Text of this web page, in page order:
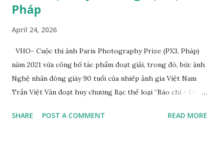
Pháp
April 24, 2026
VHO- Cuộc thi ảnh Paris Photography Prize (PX3, Pháp)
năm 2021 vừa công bố tác phẩm đoạt giải, trong đó, bức ảnh
Nghệ nhân đóng giày 90 tuổi của nhiếp ảnh gia Việt Nam
Trần Việt Văn đoạt huy chương Bạc thể loại “Báo chí - Du
đoạt giải của anh chụp nghệ nhân Trịnh Ngọc sống ở
SHARE POST A COMMENT READ MORE